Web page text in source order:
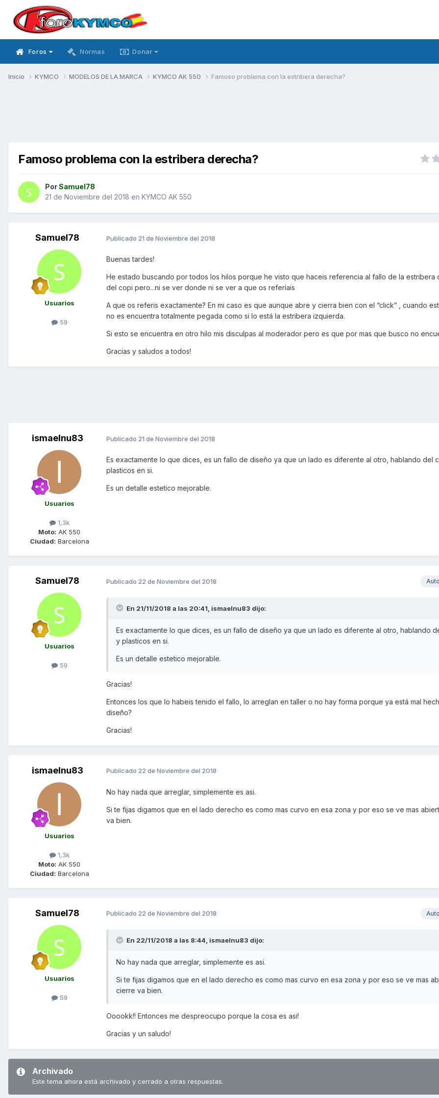
Foros Normas Donar
Inicio KYMCO MODELOS DE LA MARCA KYMCO AK 550 Famoso problema con la estribera derecha?
Famoso problema con la estribera derecha?
PorSamuel78
21 de Noviembre del 2018 en KYMCO AK 550
Samuel78
Usuarios
59
Publicado 21 de Noviembre del 2018
Buenas tardes!
He estado buscando por todos los hilos porque he visto que haceis referencia al fallo de la estribera
del copi pero...ni se ver donde ni se ver a que os referíais
A que os referis exactamente? En mi caso es que aunque abre y cierra bien con el “click” , cuando
no es encuentra totalmente pegada como si lo está la estribera izquierda.
Si esto se encuentra en otro hilo mis disculpas al moderador pero es que por mas que busco no
Gracias y saludos a todos!
ismaelnu83
Usuarios
1,3k
Moto: AK 550
Ciudad: Barcelona
Publicado 21 de Noviembre del 2018
Es exactamente lo que dices, es un fallo de diseño ya que un lado es diferente al otro, hablando del
plasticos en si.
Es un detalle estetico mejorable.
Samuel78
Usuarios
59
Publicado 22 de Noviembre del 2018
En 21/11/2018 a las 20:41, ismaelnu83 dijo:
Es exactamente lo que dices, es un fallo de diseño ya que un lado es diferente al otro, hablando
y plasticos en si.
Es un detalle estetico mejorable.
Gracias!
Entonces los que lo habeis tenido el fallo, lo arreglan en taller o no hay forma porque ya está mal
diseño?
Gracias!
ismaelnu83
Usuarios
1,3k
Moto: AK 550
Ciudad: Barcelona
Publicado 22 de Noviembre del 2018
No hay nada que arreglar, simplemente es asi.
Si te fijas digamos que en el lado derecho es como mas curvo en esa zona y por eso se ve mas
va bien.
Samuel78
Usuarios
59
Publicado 22 de Noviembre del 2018
En 22/11/2018 a las 8:44, ismaelnu83 dijo:
No hay nada que arreglar, simplemente es asi.
Si te fijas digamos que en el lado derecho es como mas curvo en esa zona y por eso se ve mas
cierre va bien.
Ooookk!! Entonces me despreocupo porque la cosa es asi!
Gracias y un saludo!
Archivado
Este tema ahora está archivado y cerrado a otras respuestas.